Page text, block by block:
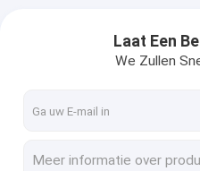
De Mijnwerker van
IJseriver Asic Miner
Laat Een
We Zullen